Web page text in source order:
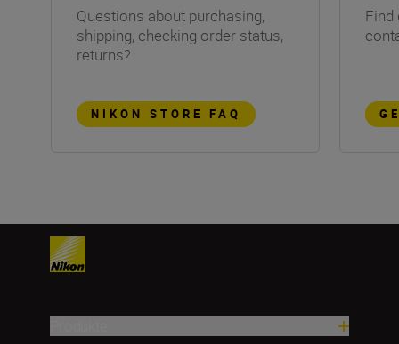
Questions about purchasing,
shipping, checking order status,
returns?
NIKON STORE FAQ
Find